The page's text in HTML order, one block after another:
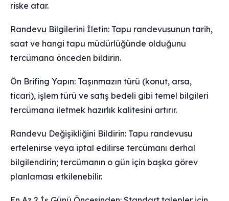
riske atar.
Randevu Bilgilerini İletin: Tapu randevusunun tarih,
saat ve hangi tapu müdürlüğünde olduğunu
tercümana önceden bildirin.
Ön Brifing Yapın: Taşınmazın türü (konut, arsa,
ticari), işlem türü ve satış bedeli gibi temel bilgileri
tercümana iletmek hazırlık kalitesini artırır.
Randevu Değişikliğini Bildirin: Tapu randevusu
ertelenirse veya iptal edilirse tercümanı derhal
bilgilendirin; tercümanın o gün için başka görev
planlaması etkilenebilir.